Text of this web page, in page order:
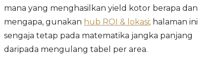
mana yang menghasilkan yield kotor berapa dan
mengapa, gunakan hub ROI & lokasi; halaman ini
sengaja tetap pada matematika jangka panjang
daripada mengulang tabel per area.